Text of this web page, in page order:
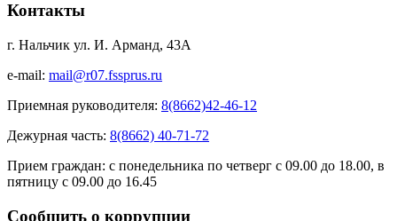
Контакты
г. Нальчик ул. И. Арманд, 43А
e-mail: mail@r07.fssprus.ru
Приемная руководителя: 8(8662)42-46-12
Дежурная часть: 8(8662) 40-71-72
Прием граждан: с понедельника по четверг с 09.00 до 18.00, в
пятницу с 09.00 до 16.45
Сообщить о коррупции